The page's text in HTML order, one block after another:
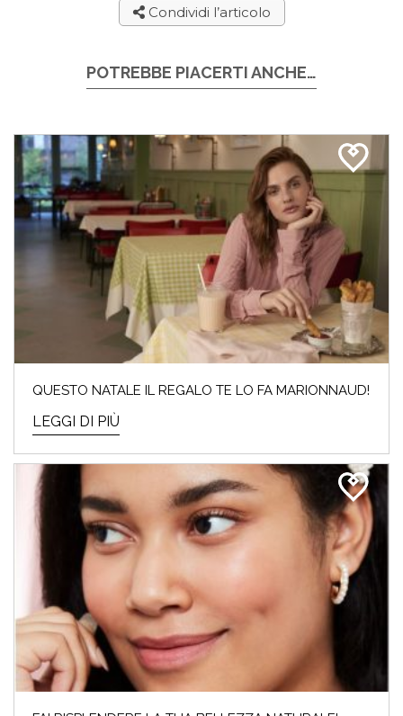
Condividi l’articolo
POTREBBE PIACERTI ANCHE…
QUESTO NATALE IL REGALO TE LO FA MARIONNAUD!
LEGGI DI PIÙ